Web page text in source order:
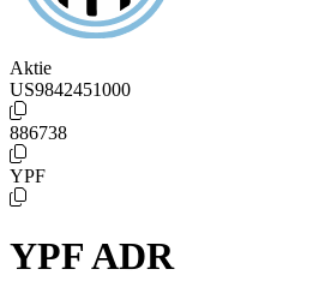
Aktie
US9842451000
886738
YPF
YPF ADR